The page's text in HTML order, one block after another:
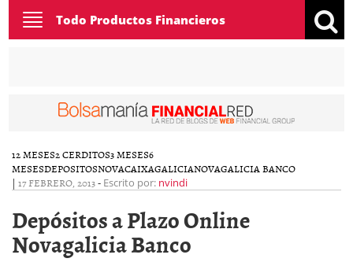
Toggle
navigation
Todo Productos Financieros
12 MESES2 CERDITOS3 MESES6
MESESDEPOSITOSNOVACAIXAGALICIANOVAGALICIA BANCO
| 17 FEBRERO, 2013- Escrito por: nvindi
Depósitos a Plazo Online
Novagalicia Banco